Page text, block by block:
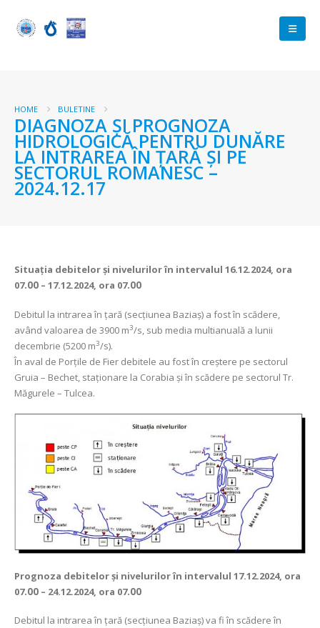
HOME BULETINE
DIAGNOZA ŞI PROGNOZA
HIDROLOGICĂ PENTRU DUNĂRE
LA INTRAREA ÎN ŢARĂ ŞI PE
SECTORUL ROMANESC –
2024.12.17
Situaţia debitelor şi nivelurilorîn intervalul 16.12.2024, ora
07.00 – 17.12.2024, ora 07.00
Debitul la intrarea în ţară (secţiunea Baziaş) a fost în scădere,
având valoarea de 3900 m3/s, sub media multianuală a lunii
decembrie (5200 m3/s).
În aval de Porţile de Fier debitele au fost în creștere pe sectorul
Gruia – Bechet, staționare la Corabia și în scădere pe sectorul Tr.
Măgurele – Tulcea.
Prognoza debitelor şi nivelurilorîn intervalul 17.12.2024, ora
07.00 – 24.12.2024, ora 07.00
Debitul la intrarea în ţară (secţiunea Baziaş) va fi în scădere în